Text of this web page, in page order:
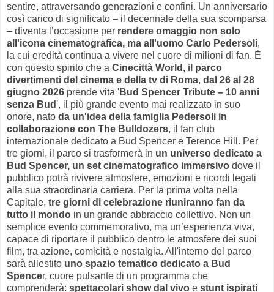
sentire, attraversando generazioni e confini. Un anniversario
così carico di significato – il decennale della sua scomparsa
– diventa l’occasione per rendere omaggio non solo
all'icona cinematografica, ma all'uomo Carlo Pedersoli,
la cui eredità continua a vivere nel cuore di milioni di fan. È
con questo spirito che a Cinecittà World, il parco
divertimenti del cinema e della tv di Roma, dal 26 al 28
giugno 2026 prende vita 'Bud Spencer Tribute – 10 anni
senza Bud', il più grande evento mai realizzato in suo
onore, nato da un'idea della famiglia Pedersoli in
collaborazione con The Bulldozers, il fan club
internazionale dedicato a Bud Spencer e Terence Hill. Per
tre giorni, il parco si trasformerà in un universo dedicato a
Bud Spencer, un set cinematografico immersivo dove il
pubblico potrà rivivere atmosfere, emozioni e ricordi legati
alla sua straordinaria carriera. Per la prima volta nella
Capitale, tre giorni di celebrazione riuniranno fan da
tutto il mondo in un grande abbraccio collettivo. Non un
semplice evento commemorativo, ma un’esperienza viva,
capace di riportare il pubblico dentro le atmosfere dei suoi
film, tra azione, comicità e nostalgia. All'interno del parco
sarà allestito uno spazio tematico dedicato a Bud
Spencer, cuore pulsante di un programma che
comprenderà: spettacolari show dal vivo e stunt ispirati